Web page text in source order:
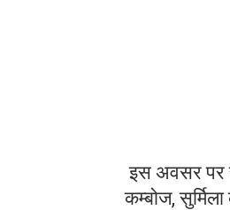
इस अवसर पर
कम्बोज,